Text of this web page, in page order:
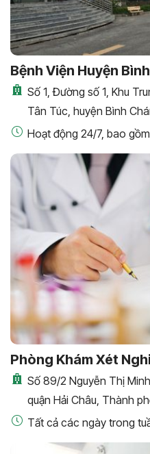
Bệnh Viện Huyện
Số 1, Đường số 1, Khu
Tân Túc, huyện Bình
Hoạt động 24/7, bao
Phòng Khám Xét
Số 89/2 Nguyễn Thị
quận Hải Châu, Thành
Tất cả các ngày trong